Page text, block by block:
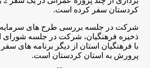
کردستان سفر کرده است.
شرکت در جلسه بررسی طرح های سرمایه
ذخیره فرهنگیان، شرکت در جلسه شورای
با فرهنگیان استان از دیگر برنامه های
پرورش به استان کردستان است.